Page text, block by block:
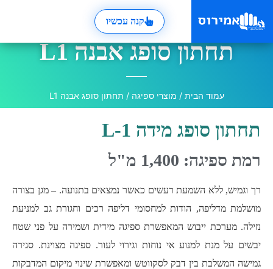
קנה עכשיו
תחתון סופג אבנה L1
עמוד הבית / מוצרי ספיגה / תחתון סופג אבנה L1
תחתון סופג מידה L-1
רמת ספיגה: 1,400 מ"ל
רך וגמיש, ללא השמעת רעשים כאשר נמצאים בתנועה. – מגן בצורה
מושלמת מדליפה, הודות למחסומי דליפה רכים וחגורת גב למניעת
נזילה. מערכת ייבוש המאפשרת ספיגה מידית ושמירה על פני שטח
יבשים על מנת למנוע אי נוחות וגירוי לעור. ספיגה מצוינת. סגירה
גמישה המשלבת בין דבק לסקווטש ומאפשרת שינוי מיקום המדבקות